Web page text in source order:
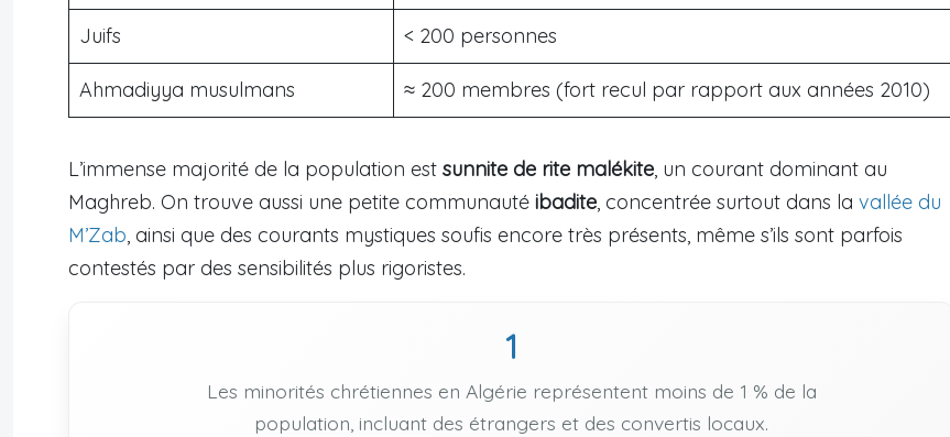
Juifs < 200 personnes
Ahmadiyya musulmans ≈ 200 membres (fort recul par rapport aux années 2010)
L’immense majorité de la population est sunnite de rite malékite, un courant dominant au
Maghreb. On trouve aussi une petite communauté ibadite, concentrée surtout dans la vallée du
M’Zab, ainsi que des courants mystiques soufis encore très présents, même s’ils sont parfois
contestés par des sensibilités plus rigoristes.
1
Les minorités chrétiennes en Algérie représentent moins de 1 % de la
population, incluant des étrangers et des convertis locaux.